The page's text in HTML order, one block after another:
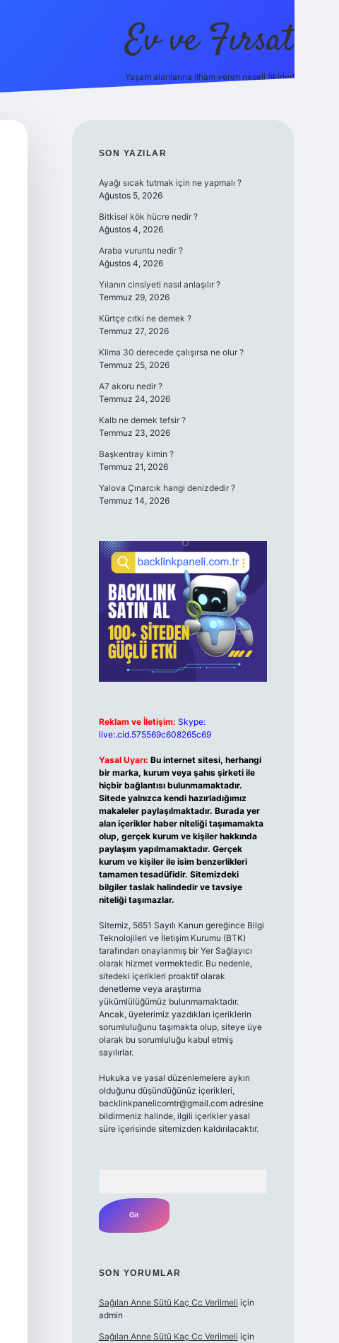
Ev ve Fırsat
Yaşam alanlarına ilham veren neşeli fikirler!
SIDEBAR
SON YAZILAR
Ayağı sıcak tutmak için ne yapmalı ?
Ağustos 5, 2026
Bitkisel kök hücre nedir ?
Ağustos 4, 2026
Araba vuruntu nedir ?
Ağustos 4, 2026
Yılanın cinsiyeti nasıl anlaşılır ?
Temmuz 29, 2026
Kürtçe cıtki ne demek ?
Temmuz 27, 2026
Klima 30 derecede çalışırsa ne olur ?
Temmuz 25, 2026
A7 akoru nedir ?
Temmuz 24, 2026
Kalb ne demek tefsir ?
Temmuz 23, 2026
Başkentray kimin ?
Temmuz 21, 2026
Yalova Çınarcık hangi denizdedir ?
Temmuz 14, 2026
Reklam ve İletişim: Skype:
live:.cid.575569c608265c69
Yasal Uyarı: Bu internet sitesi, herhangi
bir marka, kurum veya şahıs şirketi ile
hiçbir bağlantısı bulunmamaktadır.
Sitede yalnızca kendi hazırladığımız
makaleler paylaşılmaktadır. Burada yer
alan içerikler haber niteliği taşımamakta
olup, gerçek kurum ve kişiler hakkında
paylaşım yapılmamaktadır. Gerçek
kurum ve kişiler ile isim benzerlikleri
tamamen tesadüfidir. Sitemizdeki
bilgiler taslak halindedir ve tavsiye
niteliği taşımazlar.
Sitemiz, 5651 Sayılı Kanun gereğince Bilgi
Teknolojileri ve İletişim Kurumu (BTK)
tarafından onaylanmış bir Yer Sağlayıcı
olarak hizmet vermektedir. Bu nedenle,
sitedeki içerikleri proaktif olarak
denetleme veya araştırma
yükümlülüğümüz bulunmamaktadır.
Ancak, üyelerimiz yazdıkları içeriklerin
sorumluluğunu taşımakta olup, siteye üye
olarak bu sorumluluğu kabul etmiş
sayılırlar.
Hukuka ve yasal düzenlemelere aykırı
olduğunu düşündüğünüz içerikleri,
backlinkpanelicomtr@gmail.comadresine
bildirmeniz halinde, ilgili içerikler yasal
süre içerisinde sitemizden kaldırılacaktır.
SON YORUMLAR
Sağılan Anne Sütü Kaç Cc Verilmeli için
admin
Sağılan Anne Sütü Kaç Cc Verilmeli için